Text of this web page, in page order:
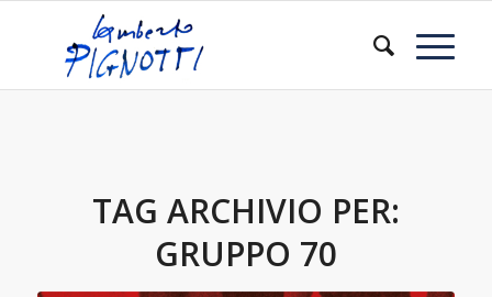
TAG ARCHIVIO PER:
GRUPPO 70